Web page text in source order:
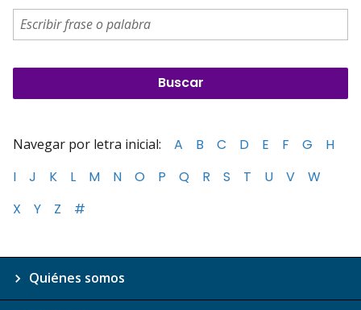
Navegar por letra inicial: A B C D E F G
H
I
J K L M N O P Q R S T U V
W
X
Y Z #
Quiénes somos